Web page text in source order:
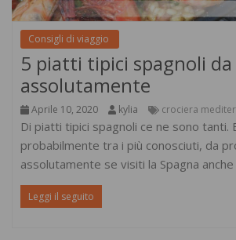
Consigli di viaggio
5 piatti tipici spagnoli da
assolutamente
Aprile 10, 2020 kylia crociera
Di piatti tipici spagnoli ce ne sono tanti.
probabilmente tra i più conosciuti, da
assolutamente se visiti la Spagna
Leggi il seguito